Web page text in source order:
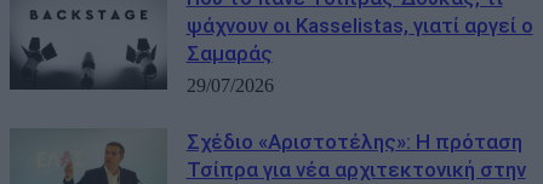
ψάχνουν οι Kasselistas, γιατί αργεί ο
Σαμαράς
29/07/2026
Σχέδιο «Αριστοτέλης»: Η πρόταση
Τσίπρα για νέα αρχιτεκτονική στην